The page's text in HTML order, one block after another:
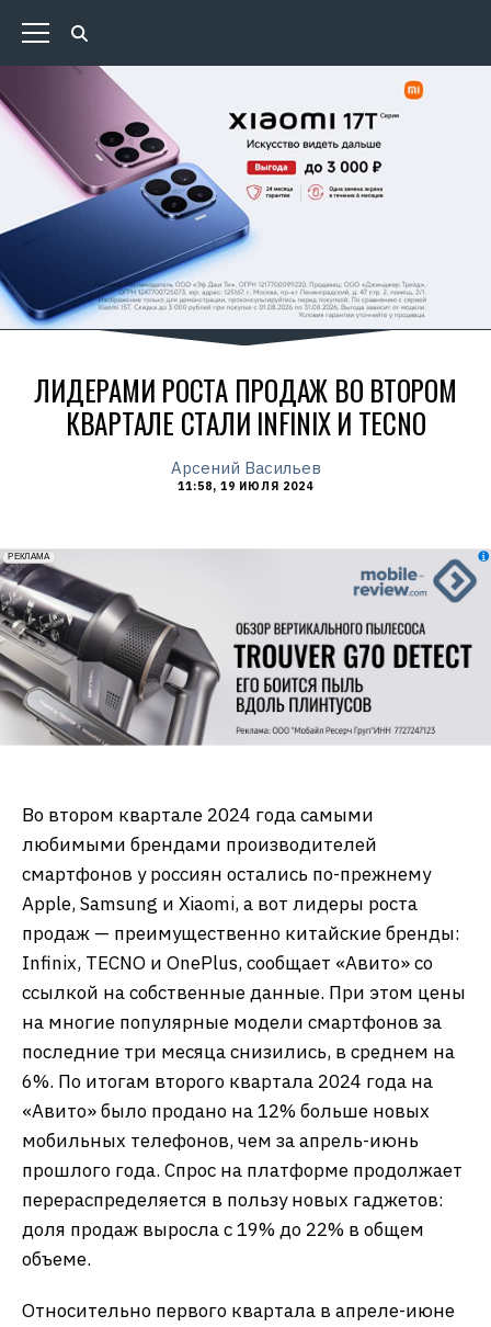
ЛИДЕРАМИ РОСТА ПРОДАЖ ВО ВТОРОМ
КВАРТАЛЕ СТАЛИ INFINIX И TECNO
Арсений Васильев
11:58, 19 ИЮЛЯ 2024
erid: 2VfnxxmNzs5
РЕКЛАМА
Во втором квартале 2024 года самыми
любимыми брендами производителей
смартфонов у россиян остались по-прежнему
Apple, Samsung и Xiaomi, а вот лидеры роста
продаж — преимущественно китайские бренды:
Infinix, TECNO и OnePlus, сообщает «Авито» со
ссылкой на собственные данные. При этом цены
на многие популярные модели смартфонов за
последние три месяца снизились, в среднем на
6%. По итогам второго квартала 2024 года на
«Авито» было продано на 12% больше новых
мобильных телефонов, чем за апрель-июнь
прошлого года. Спрос на платформе продолжает
перераспределяется в пользу новых гаджетов:
доля продаж выросла с 19% до 22% в общем
объеме.
Относительно первого квартала в апреле-июне